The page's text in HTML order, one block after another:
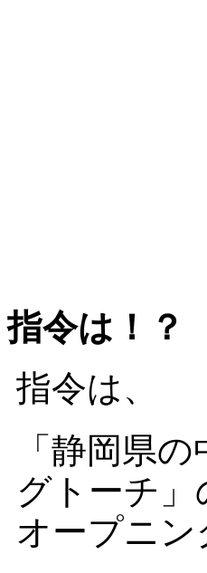
指令は！？
指令は、
「静岡県
グトーチ」
オープニ